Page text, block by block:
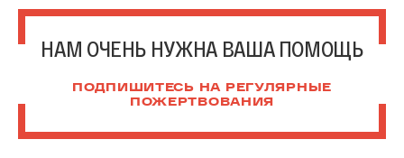
НАМ ОЧЕНЬ НУЖНА ВАША ПОМОЩЬ
ПОДПИШИТЕСЬ НА РЕГУЛЯРНЫЕ
ПОЖЕРТВОВАНИЯ